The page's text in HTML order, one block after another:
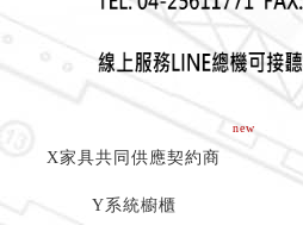
new
X家具共同供應契約商
Y系統櫥櫃